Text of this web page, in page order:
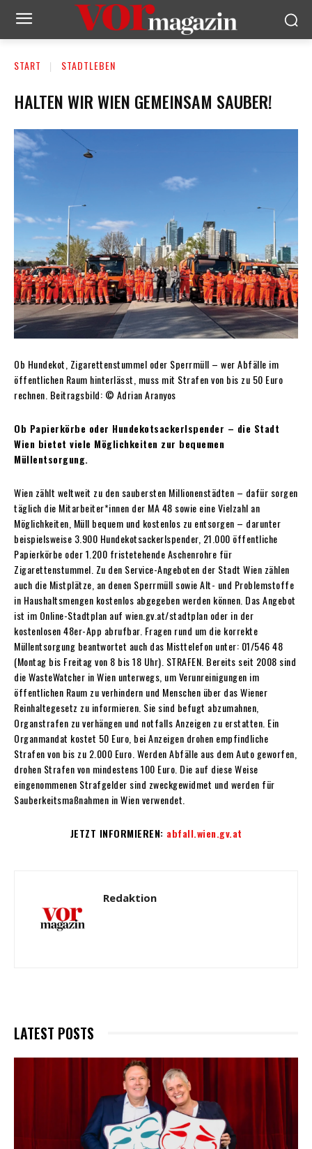
START STADTLEBEN
HALTEN WIR WIEN GEMEINSAM SAUBER!
Ob Hundekot, Zigarettenstummel oder Sperrmüll – wer Abfälle im
öffentlichen Raum hinterlässt, muss mit Strafen von bis zu 50 Euro
rechnen. Beitragsbild: © Adrian Aranyos
Ob Papierkörbe oder Hundekotsackerlspender – die Stadt
Wien bietet viele Möglichkeiten zur bequemen
Müllentsorgung.
Wien zählt weltweit zu den saubersten Millionenstädten – dafür sorgen
täglich die Mitarbeiter*innen der MA 48 sowie eine Vielzahl an
Möglichkeiten, Müll bequem und kostenlos zu entsorgen – darunter
beispielsweise 3.900 Hundekotsackerlspender, 21.000 öffentliche
Papierkörbe oder 1.200 fristetehende Aschenrohre für
Zigarettenstummel. Zu den Service-Angeboten der Stadt Wien zählen
auch die Mistplätze, an denen Sperrmüll sowie Alt- und Problemstoffe
in Haushaltsmengen kostenlos abgegeben werden können. Das Angebot
ist im Online-Stadtplan auf wien.gv.at/stadtplan oder in der
kostenlosen 48er-App abrufbar. Fragen rund um die korrekte
Müllentsorgung beantwortet auch das Misttelefon unter: 01/546 48
(Montag bis Freitag von 8 bis 18 Uhr). STRAFEN. Bereits seit 2008 sind
die WasteWatcher in Wien unterwegs, um Verunreinigungen im
öffentlichen Raum zu verhindern und Menschen über das Wiener
Reinhaltegesetz zu informieren. Sie sind befugt abzumahnen,
Organstrafen zu verhängen und notfalls Anzeigen zu erstatten. Ein
Organmandat kostet 50 Euro, bei Anzeigen drohen empfindliche
Strafen von bis zu 2.000 Euro. Werden Abfälle aus dem Auto geworfen,
drohen Strafen von mindestens 100 Euro. Die auf diese Weise
eingenommenen Strafgelder sind zweckgewidmet und werden für
Sauberkeitsmaßnahmen in Wien verwendet.
JETZT INFORMIEREN: abfall.wien.gv.at
Redaktion
LATEST POSTS